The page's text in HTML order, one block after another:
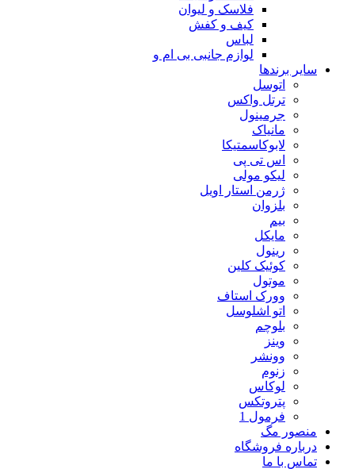
فلاسک و لیوان
کیف و کفش
لباس
لوازم جانبی بی ام و
سایر برندها
اتوسل
ترتل واکس
جرمینول
مانیاک
لابوکاسمتیکا
اس تی پی
لیکو مولی
ژرمن استار اویل
بلزوان
بیم
مایکل
رینول
کوئیک کلین
موتول
وورک استاف
اتو اشلوسل
بلوچم
وینز
وونشر
زنوم
لوکاس
پتروتکس
فرمول 1
منصور مگ
درباره فروشگاه
تماس با ما